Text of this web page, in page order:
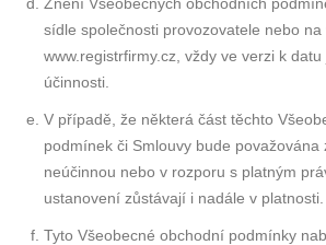
sídle společnosti provozovatele nebo na
www.registrfirmy.cz, vždy ve verzi k
účinnosti.
V případě, že některá část těchto
podmínek či Smlouvy bude považována
neúčinnou nebo v rozporu s platným
ustanovení zůstávají i nadále v platnosti.
Tyto Všeobecné obchodní podmínky